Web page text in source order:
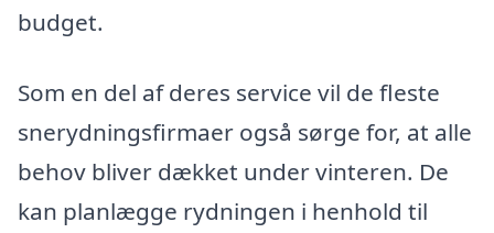
budget.
Som en del af deres service vil de fleste
snerydningsfirmaer også sørge for, at alle
behov bliver dækket under vinteren. De
kan planlægge rydningen i henhold til